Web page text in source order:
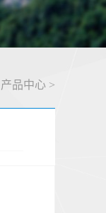
产品中心 >